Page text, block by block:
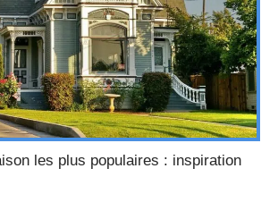
les plus populaires : inspiration